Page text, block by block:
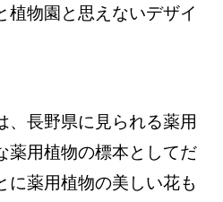
植物園と思えないデザイ
、長野県に見られる薬用
薬用植物の標本としてだ
に薬用植物の美しい花も